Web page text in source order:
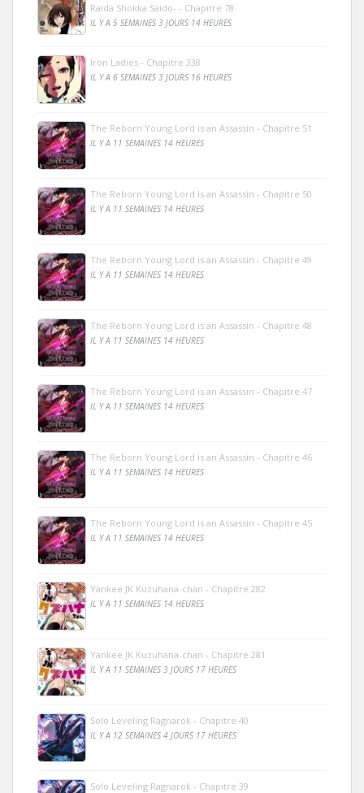
Raida Shokka Saido- - Chapitre 78
IL Y A 5 SEMAINES 3 JOURS 14 HEURES
Iron Ladies - Chapitre 338
IL Y A 6 SEMAINES 3 JOURS 16 HEURES
The Reborn Young Lord is an Assassin - Chapitre 51
IL Y A 11 SEMAINES 14 HEURES
The Reborn Young Lord is an Assassin - Chapitre 50
IL Y A 11 SEMAINES 14 HEURES
The Reborn Young Lord is an Assassin - Chapitre 49
IL Y A 11 SEMAINES 14 HEURES
The Reborn Young Lord is an Assassin - Chapitre 48
IL Y A 11 SEMAINES 14 HEURES
The Reborn Young Lord is an Assassin - Chapitre 47
IL Y A 11 SEMAINES 14 HEURES
The Reborn Young Lord is an Assassin - Chapitre 46
IL Y A 11 SEMAINES 14 HEURES
The Reborn Young Lord is an Assassin - Chapitre 45
IL Y A 11 SEMAINES 14 HEURES
Yankee JK Kuzuhana-chan - Chapitre 282
IL Y A 11 SEMAINES 14 HEURES
Yankee JK Kuzuhana-chan - Chapitre 281
IL Y A 11 SEMAINES 3 JOURS 17 HEURES
Solo Leveling Ragnarok - Chapitre 40
IL Y A 12 SEMAINES 4 JOURS 17 HEURES
Solo Leveling Ragnarok - Chapitre 39